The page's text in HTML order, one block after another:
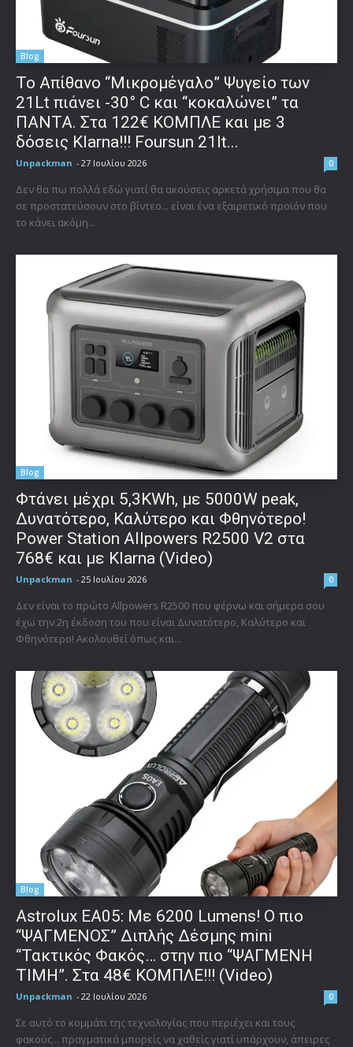
Blog
Το Απίθανο “Μικρομέγαλο” Ψυγείο των
21Lt πιάνει -30° C και “κοκαλώνει” τα
ΠΑΝΤΑ. Στα 122€ ΚΟΜΠΛΕ και με 3
δόσεις Klarna!!! Foursun 21lt...
Unpackman - 27 Ιουλίου 2026 0
Δεν θα πω πολλά εδώ γιατί θα ακούσεις αρκετά χρήσιμα που θα
σε προστατεύσουν στο βίντεο... είναι ένα εξαιρετικό προϊόν που
το κάνει ακόμη...
Blog
Φτάνει μέχρι 5,3KWh, με 5000W peak,
Δυνατότερο, Καλύτερο και Φθηνότερο!
Power Station Allpowers R2500 V2 στα
768€ και με Klarna (Video)
Unpackman - 25 Ιουλίου 2026 0
Δεν είναι το πρώτο Allpowers R2500 που φέρνω και σήμερα σου
έχω την 2η έκδοση του που είναι Δυνατότερο, Καλύτερο και
Φθηνότερο! Ακολουθεί όπως και...
Blog
Astrolux ΕΑ05: Με 6200 Lumens! Ο πιο
“ΨΑΓΜΕΝΟΣ” Διπλής Δέσμης mini
“Τακτικός Φακός… στην πιο “ΨΑΓΜΕΝΗ
ΤΙΜΗ”. Στα 48€ ΚΟΜΠΛΕ!!! (Video)
Unpackman - 22 Ιουλίου 2026 0
Σε αυτό το κομμάτι της τεχνολογίας που περιέχει και τους
φακούς... πραγματικά μπορείς να χαθείς γιατί υπάρχουν, άπειρες